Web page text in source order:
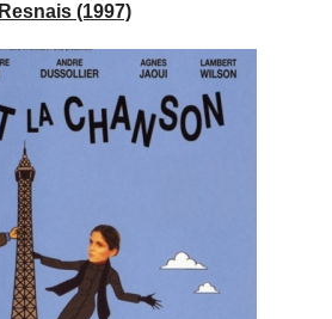
Resnais (1997)